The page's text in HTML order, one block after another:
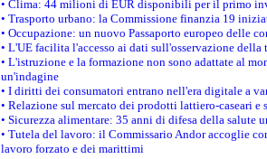
• Clima: 44 milioni di EUR disponibili per il primo
• Trasporto urbano: la Commissione finanzia 19
• Occupazione: un nuovo Passaporto europeo delle
• L'UE facilita l'accesso ai dati sull'osservazione
• L'istruzione e la formazione non sono adattate al
un'indagine
• I diritti dei consumatori entrano nell'era digitale a
• Relazione sul mercato dei prodotti lattiero-caseari e
• Sicurezza alimentare: 35 anni di difesa della salute
• Tutela del lavoro: il Commissario Andor accoglie
lavoro forzato e dei marittimi